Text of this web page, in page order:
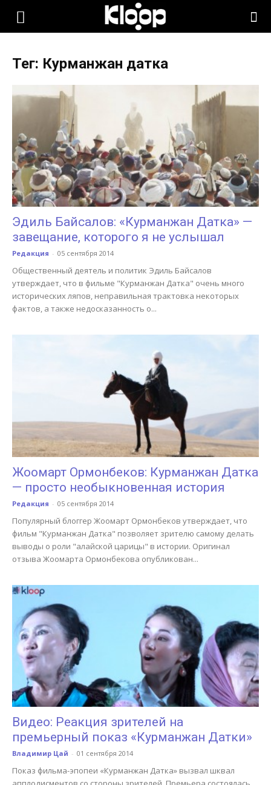
KLOOP.KG
Кыргызстана
Тег: Курманжан датка
Эдиль Байсалов: «Курманжан Датка» —
завещание, которого я не услышал
Редакция - 05 сентября 2014
Общественный деятель и политик Эдиль Байсалов
утверждает, что в фильме "Курманжан Датка" очень много
исторических ляпов, неправильная трактовка некоторых
фактов, а также недосказанность о...
Жоомарт Ормонбеков: Курманжан Датка
— просто необыкновенная история
Редакция - 05 сентября 2014
Популярный блоггер Жоомарт Ормонбеков утверждает, что
фильм "Курманжан Датка" позволяет зрителю самому делать
выводы о роли "алайской царицы" в истории. Оригинал
отзыва Жоомарта Ормонбекова опубликован...
Видео: Реакция зрителей на
премьерный показ «Курманжан Датки»
Владимир Цай - 01 сентября 2014
Показ фильма-эпопеи «Курманжан Датка» вызвал шквал